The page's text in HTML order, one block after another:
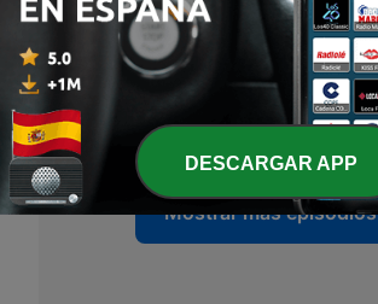
49 - Insomnia
14 sep. 2021
05 sep. 2021
Mostrar más episodios
DESCARGAR APP